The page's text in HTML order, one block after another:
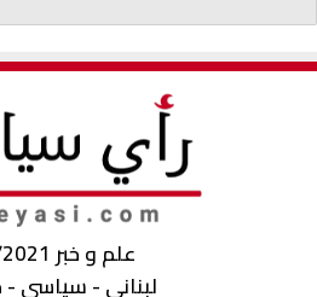
علم و خبر 140/2021
لبناني - سياسي